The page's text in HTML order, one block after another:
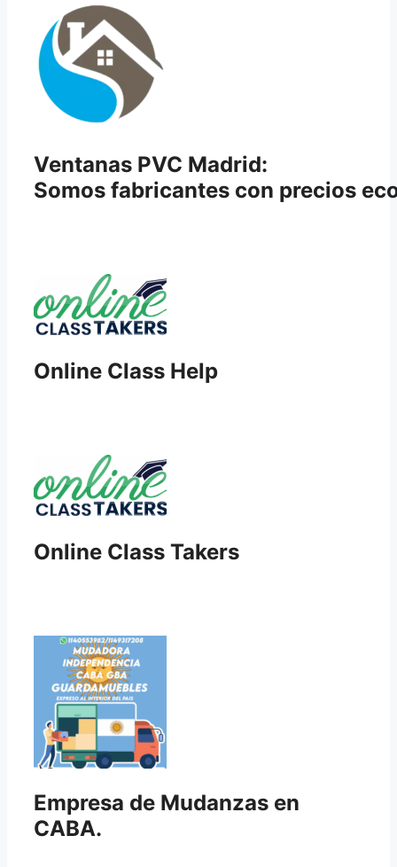
Ventanas PVC Madrid:
Somos fabricantes con precios
Online Class Help
Online Class Takers
Empresa de Mudanzas en
CABA.